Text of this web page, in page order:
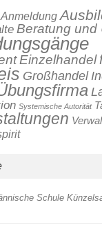
Anmeldung
Beratung und
Einzelhandel
Großhandel
Systemische Autorität
Schule